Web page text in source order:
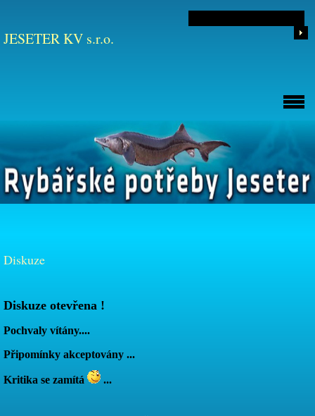
JESETER KV s.r.o.
Diskuze
Diskuze otevřena !
Pochvaly vítány....
Připomínky akceptovány ...
Kritika se zamítá ...